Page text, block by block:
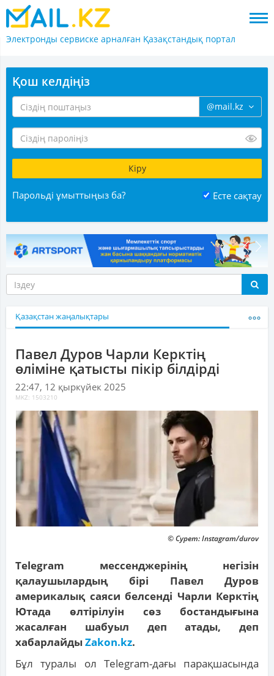
Электронды сервиске арналған Қазақстандық портал
Қош келдіңіз
@mail.kz
Парольді ұмыттыңыз ба? Есте сақтау
Қазақстан жаңалықтары
Павел Дуров Чарли Керктің
өліміне қатысты пікір білдірді
22:47, 12 қыркүйек 2025
MKZ: 1503210
© Сурет: Instagram/durov
Telegram мессенджерінің негізін
қалаушылардың бірі Павел Дуров
америкалық саяси белсенді Чарли Керктің
Ютада өлтірілуін сөз бостандығына
жасалған шабуыл деп атады, деп
хабарлайдыZakon.kz.
Бұл туралы ол Telegram-дағы парақшасында